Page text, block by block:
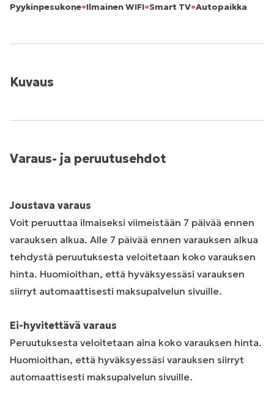
Pyykinpesukone•Ilmainen WIFI•Smart TV•Autopaikka
Kuvaus
Varaus- ja peruutusehdot
Joustava varaus
Voit peruuttaa ilmaiseksi viimeistään 7 päivää ennen
varauksen alkua. Alle 7 päivää ennen varauksen alkua
tehdystä peruutuksesta veloitetaan koko varauksen
hinta. Huomioithan, että hyväksyessäsi varauksen
siirryt automaattisesti maksupalvelun sivuille.
Ei-hyvitettävä varaus
Peruutuksesta veloitetaan aina koko varauksen hinta.
Huomioithan, että hyväksyessäsi varauksen siirryt
automaattisesti maksupalvelun sivuille.